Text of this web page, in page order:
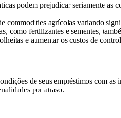
podem prejudicar seriamente
commodities agrícolas variando
como fertilizantes e sementes,
e aumentar os custos de
de seus empréstimos com
por atraso.